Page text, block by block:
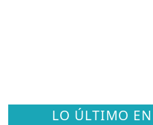
LO ÚLTIMO